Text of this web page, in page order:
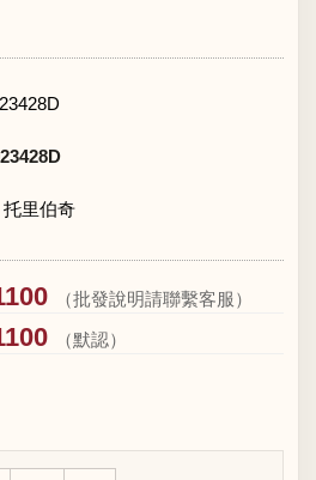
托里伯奇
（批發說明請聯繫客服）
（默認）